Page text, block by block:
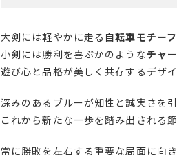
大剣には軽やかに走る 自転車モチーフ
小剣には勝利を喜ぶかのようなチャ
遊び心と品格が美しく共存するデザイ
深みのあるブルーが知性と誠実さを引
これから新たな一歩を踏み出される
常に勝敗を左右する重要な局面に向